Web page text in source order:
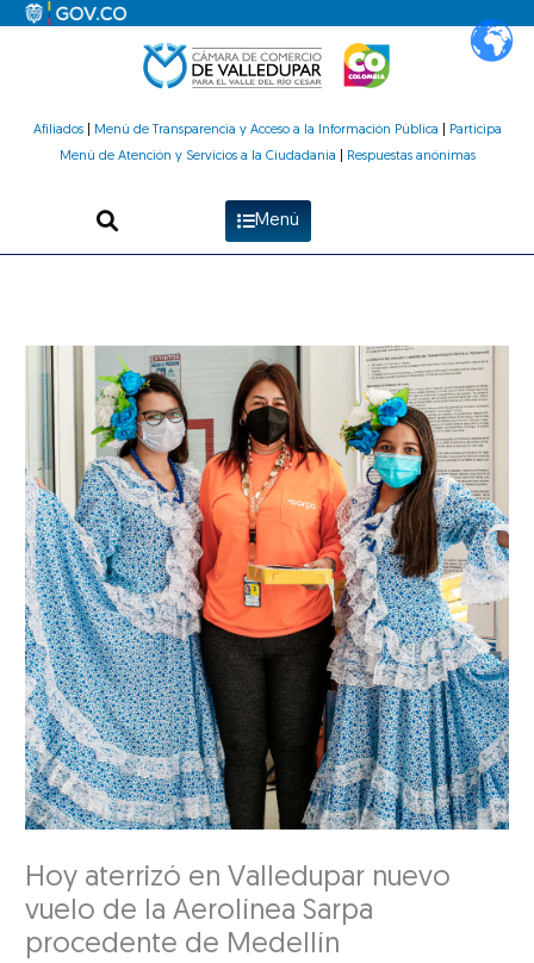
Afiliados| Menú de Transparencia y Acceso a la Información Pública
Participa
Menú de Atención y Servicios a la Ciudadanía
Respuestas anónimas
Menú
Hoy aterrizó en Valledupar nuevo
vuelo de la Aerolínea Sarpa
procedente de Medellín